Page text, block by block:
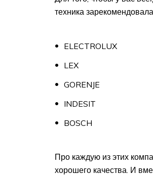
техника
ELECTROLUX
LEX
GORENJE
INDESIT
BOSCH
Про каждую из этих
хорошего качества. И